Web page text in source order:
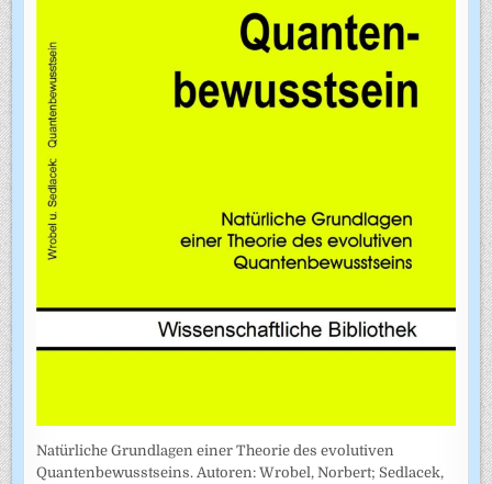
Natürliche Grundlagen einer Theorie des evolutiven
Quantenbewusstseins. Autoren: Wrobel, Norbert; Sedlacek,